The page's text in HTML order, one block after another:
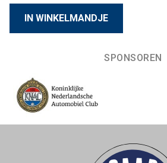
SPONSOREN